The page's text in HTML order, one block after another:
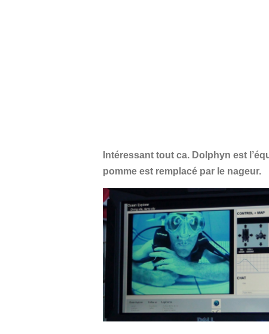
Intéressant tout ca. Dolphyn est
pomme est remplacé par le nageur.